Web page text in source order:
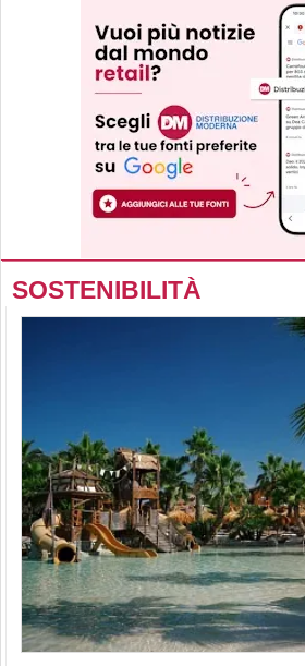
SOSTENIBILITÀ